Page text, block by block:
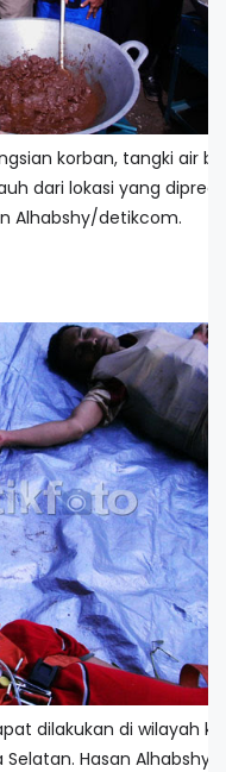
korban, tangki air
dari lokasi yang
Alhabshy/detikcom.
dilakukan di wilayah
Hasan